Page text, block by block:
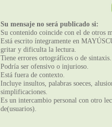
Su mensaje no será publicado si:
Su contenido coincide con el de otros
Está escrito íntegramente en
gritar y dificulta la lectura.
Tiene errores ortográficos o de sintaxis.
Podría ser ofensivo o injurioso.
Está fuera de contexto.
Incluye insultos, palabras soeces,
simplificaciones.
Es un intercambio personal con otro
de(usuarios).